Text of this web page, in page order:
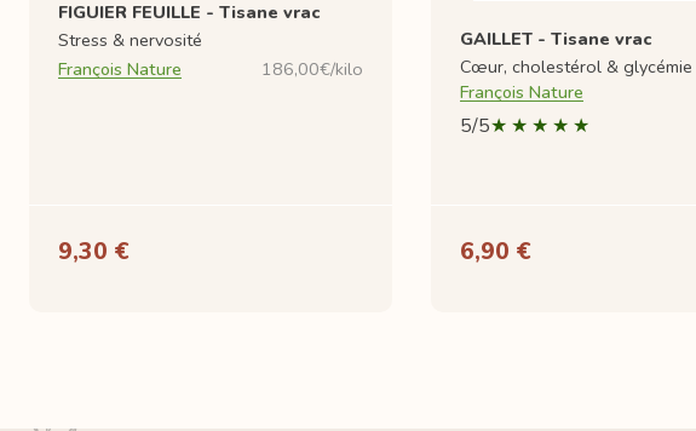
FIGUIER FEUILLE - Tisane vrac
Stress & nervosité
François Nature
186,00€/kilo
9,30 €
GAILLET - Tisane vrac
Cœur, cholestérol & glycémie
François Nature
5/5
6,90 €